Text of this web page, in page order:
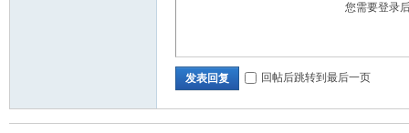
您需要登录
发表回复 回帖后跳转到最后一页